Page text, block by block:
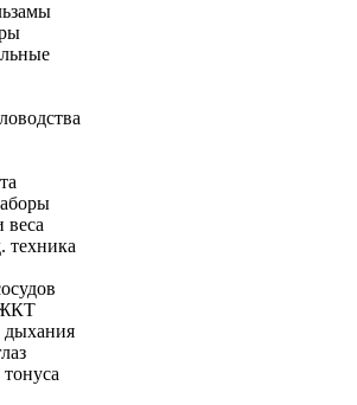
веса
техника
ЖКТ
дыхания